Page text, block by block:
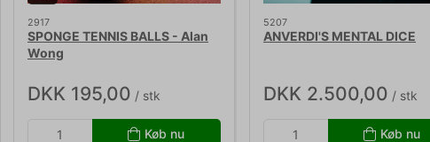
2917
SPONGE TENNIS BALLS - Alan
Wong
DKK 195,00 / stk
Køb nu
5207
ANVERDI'S MENTAL DICE
DKK 2.500,00 / stk
Køb nu